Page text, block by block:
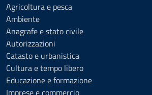
Agricoltura e pesca
Ambiente
Anagrafe e stato civile
Autorizzazioni
Catasto e urbanistica
Cultura e tempo libero
Educazione e formazione
Imprese e commercio